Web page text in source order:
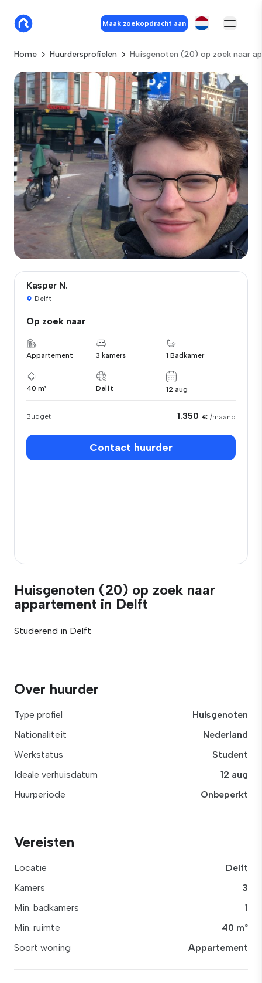
Maak zoekopdracht aan
Home Huurdersprofielen Huisgenoten (20) op zoek naar
Kasper N.
Delft
Op zoek naar
Appartement 3 kamers 1 Badkamer
40 m² Delft 12 aug
Budget 1.350 € /maand
Contact huurder
Huisgenoten (20) op zoek naar
appartement in Delft
Studerend in Delft
Over huurder
Type profiel
Huisgenoten
Nationaliteit
Nederland
Werkstatus
Student
Ideale verhuisdatum
12 aug
Huurperiode
Onbeperkt
Vereisten
Locatie
Delft
Kamers
3
Min. badkamers
1
Min. ruimte
40 m²
Soort woning
Appartement